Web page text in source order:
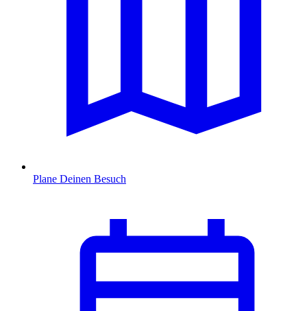
Plane Deinen Besuch